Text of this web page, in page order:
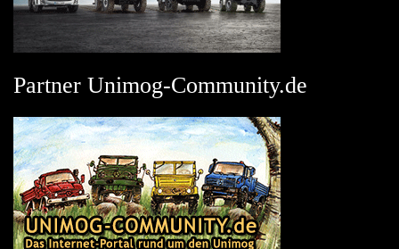
Partner Unimog-Community.de